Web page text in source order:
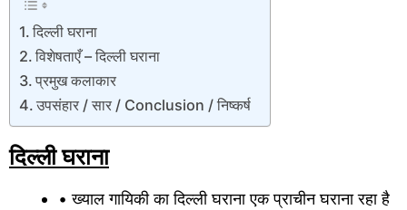
दिल्ली घराना
विशेषताएँ – दिल्ली घराना
प्रमुख कलाकार
उपसंहार / सार / Conclusion / निष्कर्ष
दिल्ली घराना
• ख्याल गायिकी का दिल्ली घराना एक प्राचीन घराना रहा है